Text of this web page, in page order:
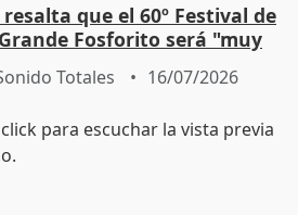
que el 60º Festival de
Fosforito será "muy
tras su pérdida
Totales 16/07/2026